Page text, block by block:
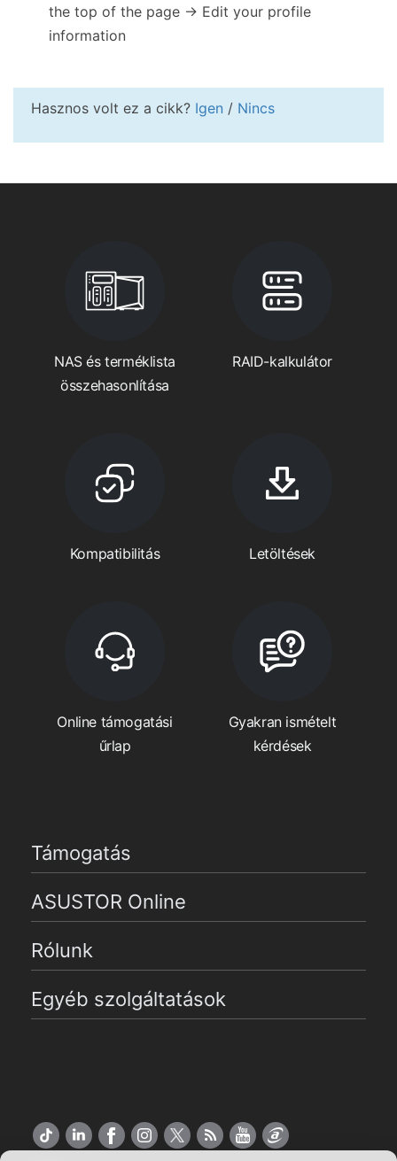
the top of the page → Edit your profile
information
Hasznos volt ez a cikk? Igen / Nincs
NAS és terméklista
összehasonlítása
RAID-kalkulátor
Kompatibilitás Letöltések
Online támogatási
űrlap
Gyakran ismételt
kérdések
Támogatás
ASUSTOR Online
Rólunk
Egyéb szolgáltatások